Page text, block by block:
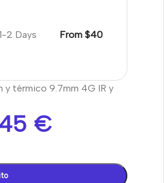
1-2 Days From $40
y térmico 9.7mm 4G IR y
€